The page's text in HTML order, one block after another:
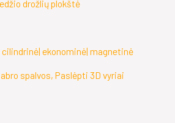
drožlių plokštė
cilindrinė| ekonominė| magnetinė
spalvos, Paslėpti 3D vyriai